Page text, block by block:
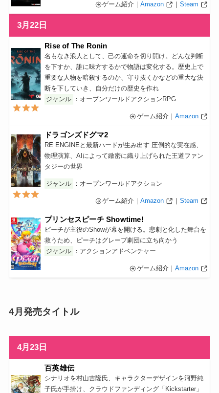
ゲーム紹介｜Amazon ｜ Steam
3月22日
Rise of The Ronin
名もなき浪人として、己の運命を切り開け。どんな判断
を下すか、誰に味方するかで物語は変化する。歴史上で
重要な人物を暗殺するのか、守り抜くかなどの重大な決
断を下していき、自分だけの歴史を作れ
ジャンル ：オープンワールドアクションRPG
ゲーム紹介｜ Amazon
ドラゴンズドグマ2
RE ENGINEと最新ハードが生み出す 圧倒的な実在感、
物理演算、AIによって緻密に織り上げられた王道ファン
タジーの世界
ジャンル ：オープンワールドアクション
ゲーム紹介｜Amazon ｜ Steam
プリンセスピーチ Showtime!
ピーチが主役のShowが幕を開ける。悲劇と化した舞台を
救うため、ピーチはグレープ劇団に立ち向かう
ジャンル ：アクションアドベンチャー
ゲーム紹介｜ Amazon
4月発売タイトル
4月23日
百英雄伝
シナリオを村山吉隆氏、キャラクターデザインを河野純
子氏が手掛け、クラウドファンディング「Kickstarter」